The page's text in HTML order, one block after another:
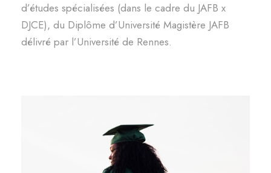
d’études spécialisées (dans le cadre du JAFB x
DJCE), du Diplôme d’Université Magistère JAFB
délivré par l’Université de Rennes.